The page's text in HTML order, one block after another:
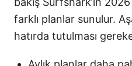
farklı planlar sunulur.
hatırda tutulması